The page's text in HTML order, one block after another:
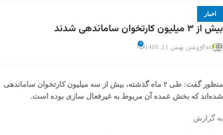
اخبار
بیش از ۳ میلیون کارتخوان ساماندهی شدند
Pax روشن بهمن 11, 1400
0
منظور گفت: طی ۲ ماه گذشته، بیش از سه میلیون کارتخوان ساماندهی
شده‌اند که بخش عمده آن مربوط به غیرفعال سازی بوده است.
به گزارش